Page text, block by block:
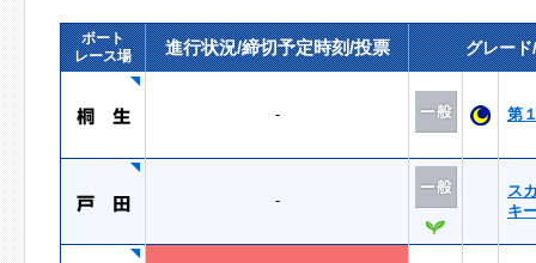
ボート
レース場
進行状況/締切予定時刻/投票 グレー
- 第
-
ス
キ